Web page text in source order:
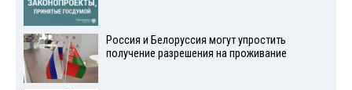
Россия и Белоруссия могут упростить
получение разрешения на проживание